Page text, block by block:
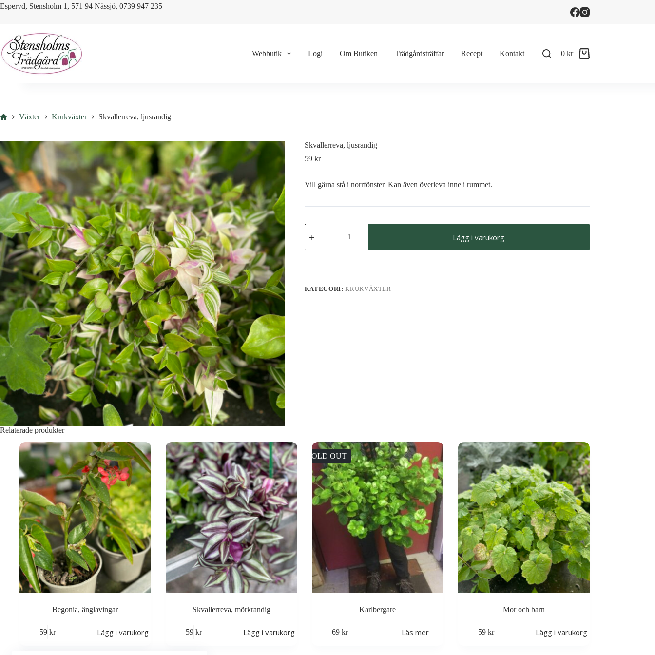
Skip
Esperyd, Stensholm 1, 571 94 Nässjö, 0739 947 235
Webbutik Logi Om Butiken Trädgårdsträffar Recept Kontakt
Shopping
0kr
HemVäxter Krukväxter Skvallerreva, ljusrandig
Skvallerreva, ljusrandig
59 kr
Vill gärna stå i norrfönster. Kan även överleva inne i rummet.
Skvallerreva,
ljusrandig
Lägg i varukorg
KATEGORI:KRUKVÄXTER
Relaterade produkter
Begonia, änglavingar
59 kr Lägg i varukorg
Skvallerreva, mörkrandig
59 kr Lägg i varukorg
SOLD OUT
Karlbergare
69 kr Läs mer
Mor och barn
59 kr Lägg i varukorg